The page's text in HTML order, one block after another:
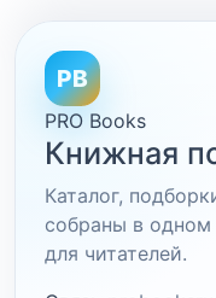
PB
PRO Books
Книжная
Каталог,
собраны в одном
для читателей.